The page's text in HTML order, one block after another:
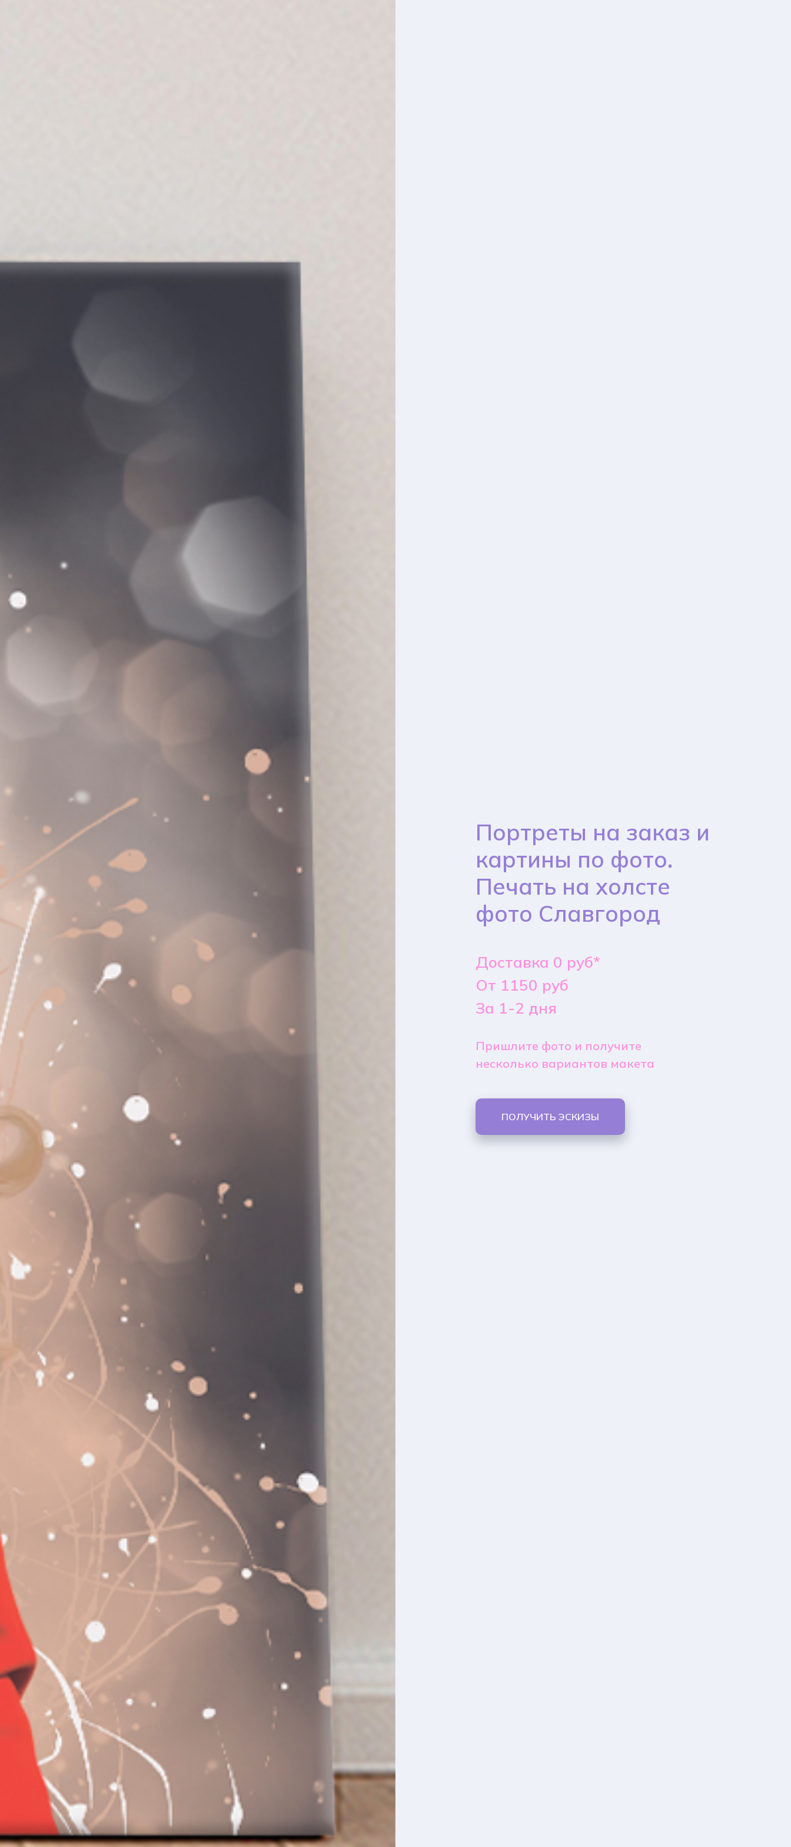
Портреты на заказ и
картины по фото.
Печать на холсте
фото Славгород
Доставка 0 руб*
От 1150 руб
За 1-2 дня
Пришлите фото и получите
несколько вариантов макета
ПОЛУЧИТЬ ЭСКИЗЫ